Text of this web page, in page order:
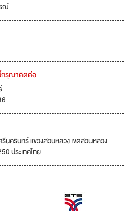
ณ์
กรุณาติดต่อ
นครินทร์ แขวงสวนหลวง เขตสวนหลวง
ประเทศไทย